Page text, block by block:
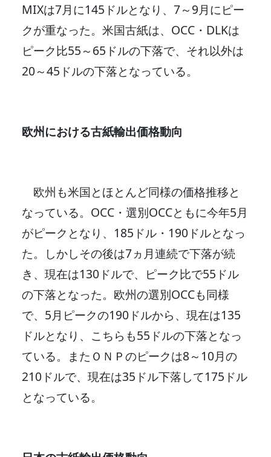
MIXは7月に145ドルとなり、7～9月にピー
クが重なった。米国古紙は、OCC・DLKは
ピーク比55～65ドルの下落で、それ以外は
20～45ドルの下落となっている。
欧州における古紙輸出価格動向
欧州も米国とほとんど同様の価格推移と
なっている。OCC・選別OCCともに今年5月
がピークとなり、185ドル・190ドルとなっ
た。しかしその後は7ヵ月連続で下落が続
き、現在は130ドルで、ピーク比で55ドル
の下落となった。欧州の選別OCCも同様
で、5月ピークの190ドルから、現在は135
ドルとなり、こちらも55ドルの下落となっ
ている。またＯＮＰのピークは8～10月の
210ドルで、現在は35ドル下落して175ドル
となっている。